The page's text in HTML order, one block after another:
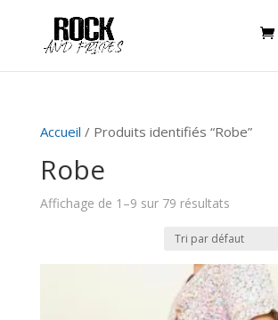
Accueil / Produits identifiés “Robe”
Robe
Affichage de 1–9 sur 79 résultats